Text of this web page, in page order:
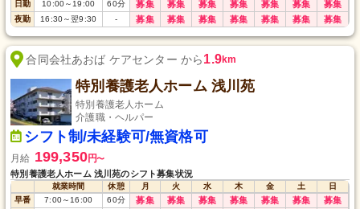
日勤 10:00～19:00 60分 募集 募集 募集 募集 募集 募集 募集
夜勤 16:30～翌9:30 - 募集 募集 募集 募集 募集 募集 募集
合同会社あおば ケアセンター から1.9km
特別養護老人ホーム 浅川苑
特別養護老人ホーム
介護職・ヘルパー
シフト制/未経験可/無資格可
月給 199,350円〜
特別養護老人ホーム 浅川苑のシフト募集状況
就業時間 休憩 月 火 水 木 金 土
日
早番
7:00～ 16:00 60分 募集 募集 募集 募集 募集 募集 募集